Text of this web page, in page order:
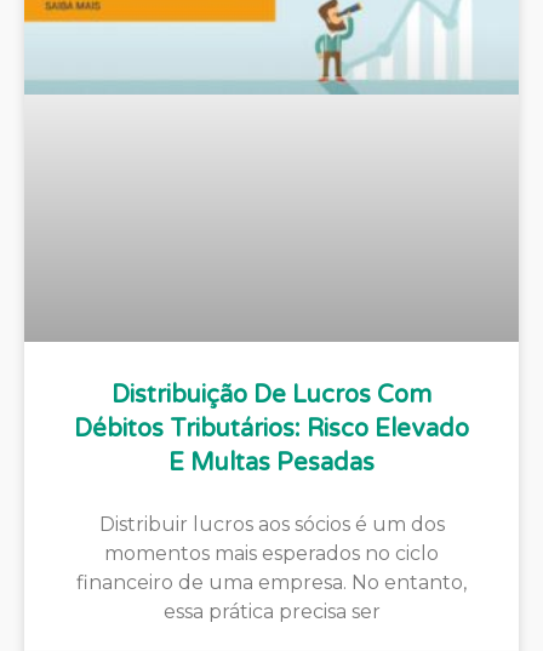
Distribuição De Lucros Com
Débitos Tributários: Risco Elevado
E Multas Pesadas
Distribuir lucros aos sócios é um dos
momentos mais esperados no ciclo
financeiro de uma empresa. No entanto,
essa prática precisa ser